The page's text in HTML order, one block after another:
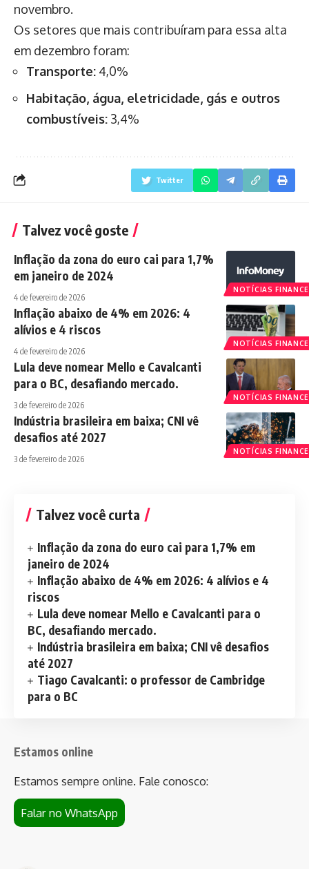
novembro.
Os setores que mais contribuíram para essa alta
em dezembro foram:
Transporte: 4,0%
Habitação, água, eletricidade, gás e outros
combustíveis: 3,4%
Twitter
Talvez você goste
NOTÍCIAS
Inflação da zona do euro cai para 1,7%
em janeiro de 2024
4 de fevereiro de 2026
NOTÍCIAS
Inflação abaixo de 4% em 2026: 4
alívios e 4 riscos
4 de fevereiro de 2026
NOTÍCIAS
Lula deve nomear Mello e Cavalcanti
para o BC, desafiando mercado.
3 de fevereiro de 2026
NOTÍCIAS
Indústria brasileira em baixa; CNI vê
desafios até 2027
3 de fevereiro de 2026
Talvez você curta
Inflação da zona do euro cai para 1,7% em
janeiro de 2024
Inflação abaixo de 4% em 2026: 4 alívios e 4
riscos
Lula deve nomear Mello e Cavalcanti para o
BC, desafiando mercado.
Indústria brasileira em baixa; CNI vê desafios
até 2027
Tiago Cavalcanti: o professor de Cambridge
para o BC
Estamos online
Estamos sempre online. Fale conosco:
Falar no WhatsApp